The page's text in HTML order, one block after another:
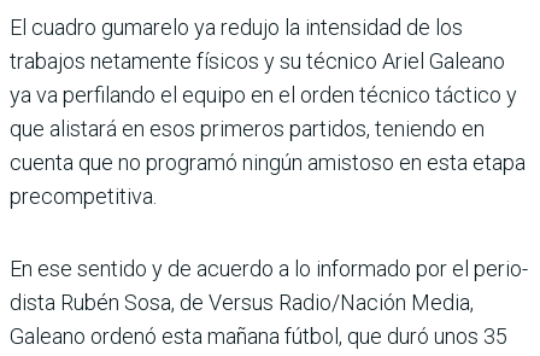
El cuadro gumarelo ya redujo la intensidad de los
trabajos netamente físicos y su téc­nico Ariel Galeano
ya va per­filando el equipo en el orden técnico táctico y
que alistará en esos primeros partidos, teniendo en
cuenta que no programó ningún amistoso en esta etapa
precompetitiva.
En ese sentido y de acuerdo a lo informado por el perio­
dista Rubén Sosa, de Versus Radio/Nación Media,
Galeano ordenó esta mañana fútbol, que duró unos 35